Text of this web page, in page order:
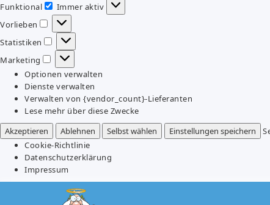
Funktional
Funktional
Immer aktiv
Vorlieben
Vorlieben
Statistiken
Statistiken
Marketing
Marketing
Optionen verwalten
Dienste verwalten
Verwalten von {vendor_count}-Lieferanten
Lese mehr über diese Zwecke
Akzeptieren
Ablehnen Selbst wählen Einstellungen speichern
Cookie-Richtlinie
Datenschutzerklärung
Impressum